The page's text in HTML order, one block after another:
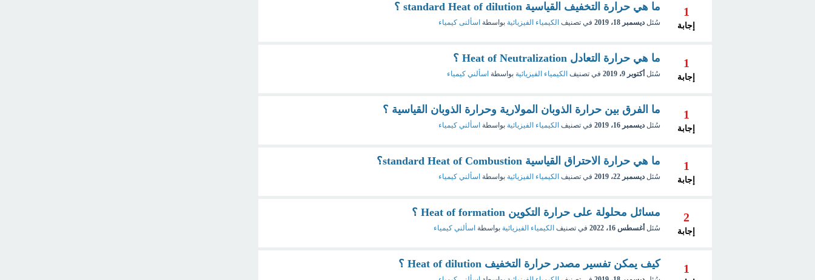
1
إجابة
ما هي حرارة التخفيف القياسية standard Heat of dilution ؟
سُئل ديسمبر 18، 2019 في تصنيف الكيمياء الفيزيائية بواسطة اسألنى كيمياء
1
إجابة
ما هي حرارة التعادل Heat of Neutralization ؟
سُئل أكتوبر 9، 2019 في تصنيف الكيمياء الفيزيائية بواسطة اسألني كيمياء
1
إجابة
ما الفرق بين حرارة الذوبان المولارية وحرارة الذوبان القياسية ؟
سُئل ديسمبر 16، 2019 في تصنيف الكيمياء الفيزيائية بواسطة اسألني كيمياء
1
إجابة
ما هي حرارة الاحتراق القياسية standard Heat of Combustion؟
سُئل ديسمبر 22، 2019 في تصنيف الكيمياء الفيزيائية بواسطة اسألني كيمياء
2
إجابة
مسائل محلولة على حرارة التكوين Heat of formation ؟
سُئل أغسطس 16، 2022 في تصنيف الكيمياء الفيزيائية بواسطة اسألني كيمياء
1 كيف يمكن تفسير مصدر حرارة التخفيف Heat of dilution ؟